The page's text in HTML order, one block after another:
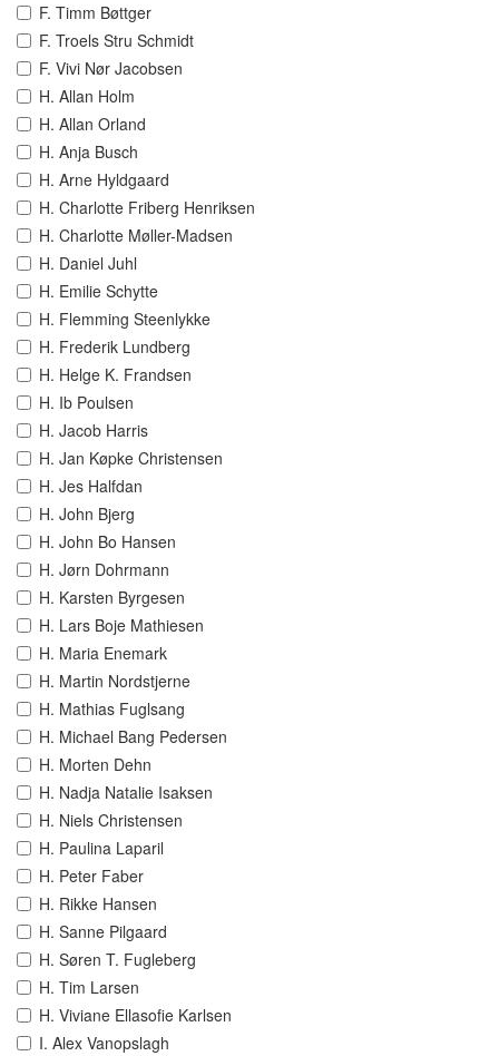
F. Timm Bøttger
F. Troels Stru Schmidt
F. Vivi Nør Jacobsen
H. Allan Holm
H. Allan Orland
H. Anja Busch
H. Arne Hyldgaard
H. Charlotte Friberg Henriksen
H. Charlotte Møller-Madsen
H. Daniel Juhl
H. Emilie Schytte
H. Flemming Steenlykke
H. Frederik Lundberg
H. Helge K. Frandsen
H. Ib Poulsen
H. Jacob Harris
H. Jan Køpke Christensen
H. Jes Halfdan
H. John Bjerg
H. John Bo Hansen
H. Jørn Dohrmann
H. Karsten Byrgesen
H. Lars Boje Mathiesen
H. Maria Enemark
H. Martin Nordstjerne
H. Mathias Fuglsang
H. Michael Bang Pedersen
H. Morten Dehn
H. Nadja Natalie Isaksen
H. Niels Christensen
H. Paulina Laparil
H. Peter Faber
H. Rikke Hansen
H. Sanne Pilgaard
H. Søren T. Fugleberg
H. Tim Larsen
H. Viviane Ellasofie Karlsen
I. Alex Vanopslagh